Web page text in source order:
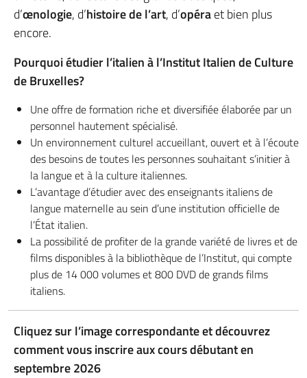
d’œnologie, d’histoire de l’art, d’opéraet bien plus
encore.
Pourquoi étudier l’italien à l’Institut Italien de Culture
de Bruxelles?
Une offre de formation riche et diversifiée élaborée par un
personnel hautement spécialisé.
Un environnement culturel accueillant, ouvert et à l’écoute
des besoins de toutes les personnes souhaitant s’initier à
la langue et à la culture italiennes.
L’avantage d’étudier avec des enseignants italiens de
langue maternelle au sein d’une institution officielle de
l’État italien.
La possibilité de profiter de la grande variété de livres et de
films disponibles à la bibliothèque de l’Institut, qui compte
plus de 14 000 volumes et 800 DVD de grands films
italiens.
Cliquez sur l’image correspondante et découvrez
comment vous inscrire aux cours débutant en
septembre 2026